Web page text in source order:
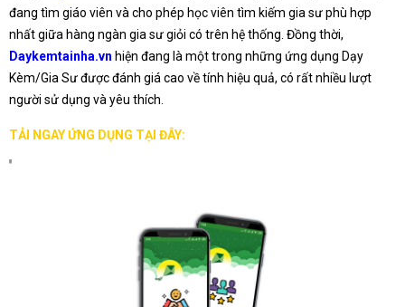
đang tìm giáo viên và cho phép học viên tìm kiếm gia sư phù hợp
nhất giữa hàng ngàn gia sư giỏi có trên hệ thống. Đồng thời,
Daykemtainha.vn hiện đang là một trong những ứng dụng Dạy
Kèm/Gia Sư được đánh giá cao về tính hiệu quả, có rất nhiều lượt
người sử dụng và yêu thích.
TẢI NGAY ỨNG DỤNG TẠI ĐÂY: